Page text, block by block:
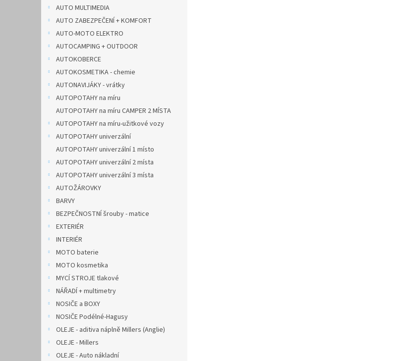
AUTO MULTIMEDIA
AUTO ZABEZPEČENÍ + KOMFORT
AUTO-MOTO ELEKTRO
AUTOCAMPING + OUTDOOR
AUTOKOBERCE
AUTOKOSMETIKA - chemie
AUTONAVIJÁKY - vrátky
AUTOPOTAHY na míru
AUTOPOTAHY na míru CAMPER 2 MÍSTA
AUTOPOTAHY na míru-užitkové vozy
AUTOPOTAHY univerzální
AUTOPOTAHY univerzální 1 místo
AUTOPOTAHY univerzální 2 místa
AUTOPOTAHY univerzální 3 místa
AUTOŽÁROVKY
BARVY
BEZPEČNOSTNÍ šrouby - matice
EXTERIÉR
INTERIÉR
MOTO baterie
MOTO kosmetika
MYCÍ STROJE tlakové
NÁŘADÍ + multimetry
NOSIČE a BOXY
NOSIČE Podélné-Hagusy
OLEJE - aditiva náplně Millers (Anglie)
OLEJE - Millers
OLEJE - Auto nákladní